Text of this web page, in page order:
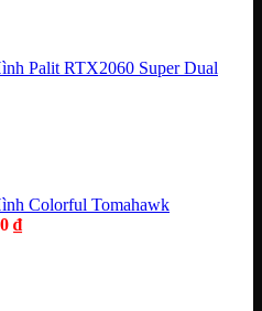
Palit RTX2060 Super Dual
Colorful Tomahawk
₫